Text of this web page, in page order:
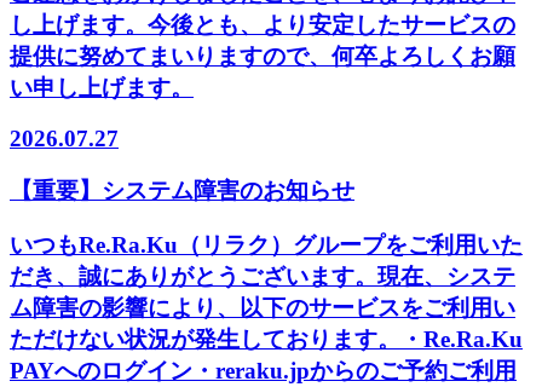
し上げます。今後とも、より安定したサービスの
提供に努めてまいりますので、何卒よろしくお願
い申し上げます。
2026.07.27
【重要】システム障害のお知らせ
いつもRe.Ra.Ku（リラク）グループをご利用いた
だき、誠にありがとうございます。現在、システ
ム障害の影響により、以下のサービスをご利用い
ただけない状況が発生しております。・Re.Ra.Ku
PAYへのログイン・reraku.jpからのご予約ご利用